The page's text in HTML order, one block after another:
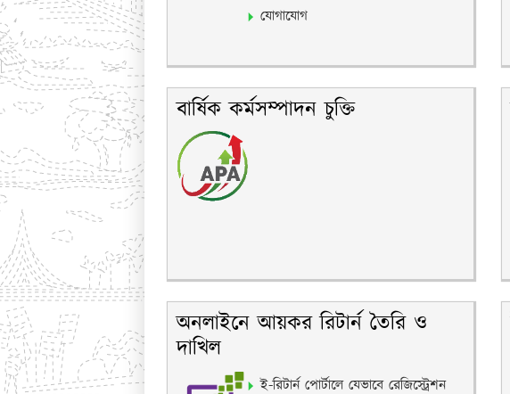
যোগাযোগ
বার্ষিক কর্মসম্পাদন চুক্তি
অনলাইনে আয়কর রিটার্ন তৈরি ও
দাখিল
ই-রিটার্ন পোর্টালে যেভাবে রেজিস্ট্রেশন